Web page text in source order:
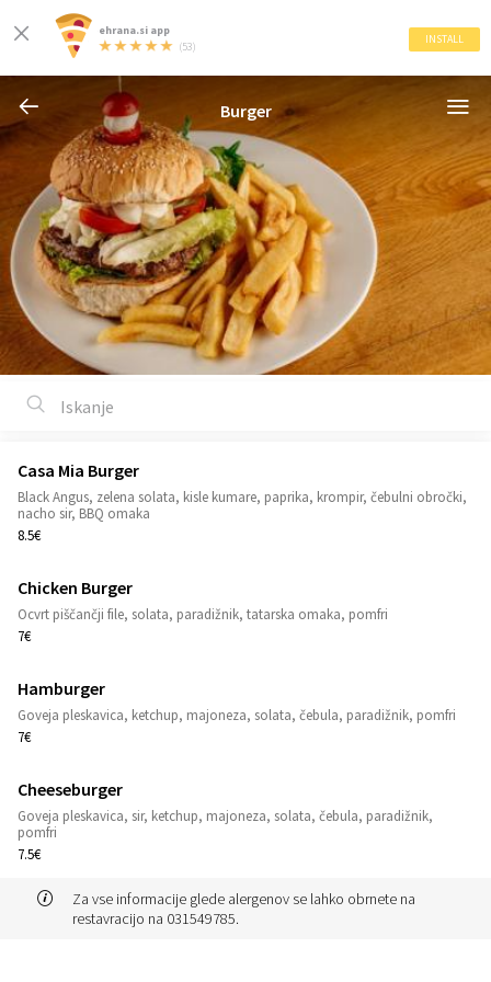
ehrana.si app
(53)
INSTALL
Burger
Casa Mia Burger
Black Angus, zelena solata, kisle kumare, paprika, krompir, čebulni obročki,
nacho sir, BBQ omaka
8.5€
Chicken Burger
Ocvrt piščančji file, solata, paradižnik, tatarska omaka, pomfri
7€
Hamburger
Goveja pleskavica, ketchup, majoneza, solata, čebula, paradižnik, pomfri
7€
Cheeseburger
Goveja pleskavica, sir, ketchup, majoneza, solata, čebula, paradižnik,
pomfri
7.5€
Za vse informacije glede alergenov se lahko obrnete na
restavracijo na 031549785.